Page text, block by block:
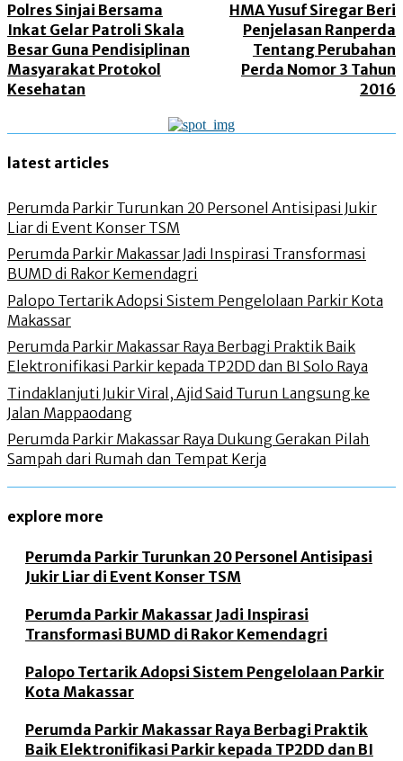
Polres Sinjai Bersama
Inkat Gelar Patroli Skala
Besar Guna Pendisiplinan
Masyarakat Protokol
Kesehatan
HMA Yusuf Siregar Beri
Penjelasan Ranperda
Tentang Perubahan
Perda Nomor 3 Tahun
2016
latest articles
Perumda Parkir Turunkan 20 Personel Antisipasi Jukir
Liar di Event Konser TSM
Perumda Parkir Makassar Jadi Inspirasi Transformasi
BUMD di Rakor Kemendagri
Palopo Tertarik Adopsi Sistem Pengelolaan Parkir Kota
Makassar
Perumda Parkir Makassar Raya Berbagi Praktik Baik
Elektronifikasi Parkir kepada TP2DD dan BI Solo Raya
Tindaklanjuti Jukir Viral, Ajid Said Turun Langsung ke
Jalan Mappaodang
Perumda Parkir Makassar Raya Dukung Gerakan Pilah
Sampah dari Rumah dan Tempat Kerja
explore more
Perumda Parkir Turunkan 20 Personel Antisipasi
Jukir Liar di Event Konser TSM
Perumda Parkir Makassar Jadi Inspirasi
Transformasi BUMD di Rakor Kemendagri
Palopo Tertarik Adopsi Sistem Pengelolaan Parkir
Kota Makassar
Perumda Parkir Makassar Raya Berbagi Praktik
Baik Elektronifikasi Parkir kepada TP2DD dan BI